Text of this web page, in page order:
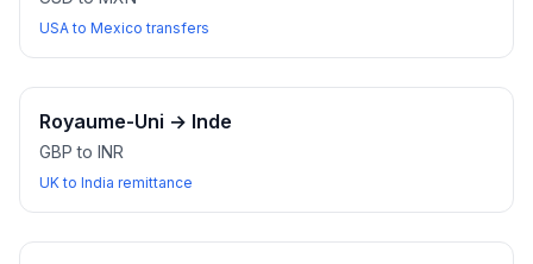
USA to Mexico transfers
Royaume-Uni → Inde
GBP to INR
UK to India remittance